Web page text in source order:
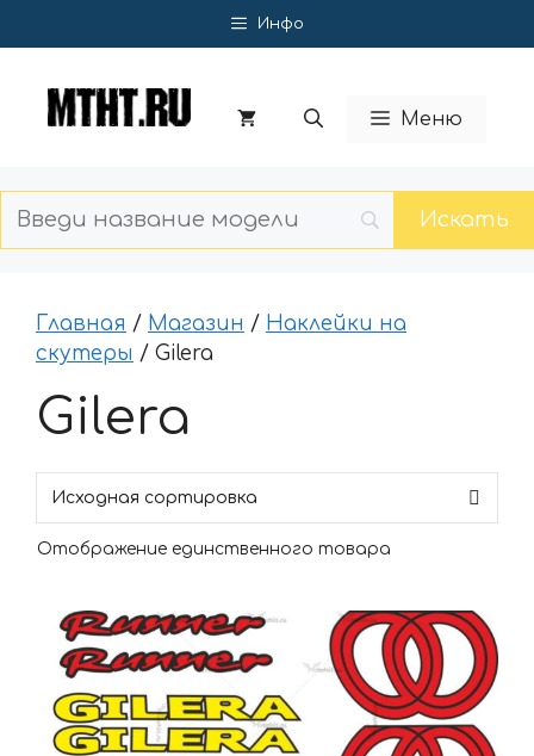
к
Инфо
Меню
Главная / Магазин / Наклейки на
скутеры / Gilera
Gilera
Отображение единственного товара
Этот
товар
имеет
несколько
вариаций.